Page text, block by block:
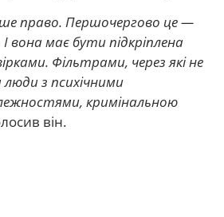
право. Першочергово це —
І вона має бути підкріплена
Фільтрами, через які не
з психічними
кримінальною
він.